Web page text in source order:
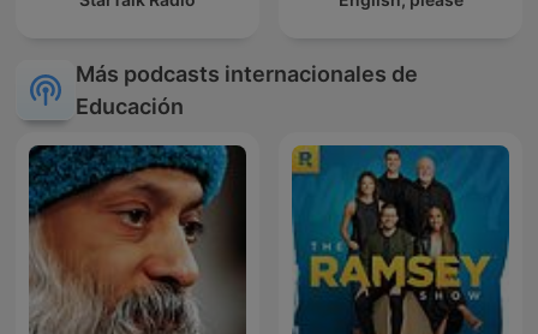
Más podcasts internacionales de
Educación